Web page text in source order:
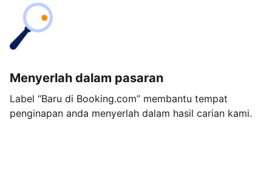
Menyerlah dalam pasaran
Label “Baru di Booking.com” membantu tempat
penginapan anda menyerlah dalam hasil carian kami.